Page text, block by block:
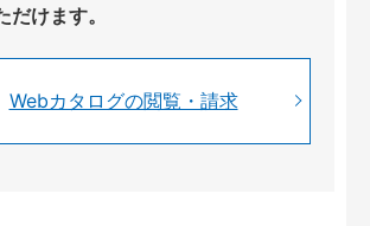
だけます。
Webカタログの閲覧・請求